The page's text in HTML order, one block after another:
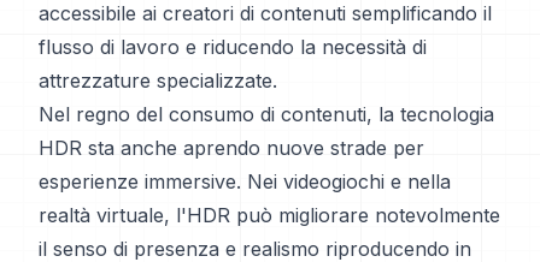
accessibile ai creatori di contenuti semplificando il
flusso di lavoro e riducendo la necessità di
attrezzature specializzate.
Nel regno del consumo di contenuti, la tecnologia
HDR sta anche aprendo nuove strade per
esperienze immersive. Nei videogiochi e nella
realtà virtuale, l'HDR può migliorare notevolmente
il senso di presenza e realismo riproducendo in